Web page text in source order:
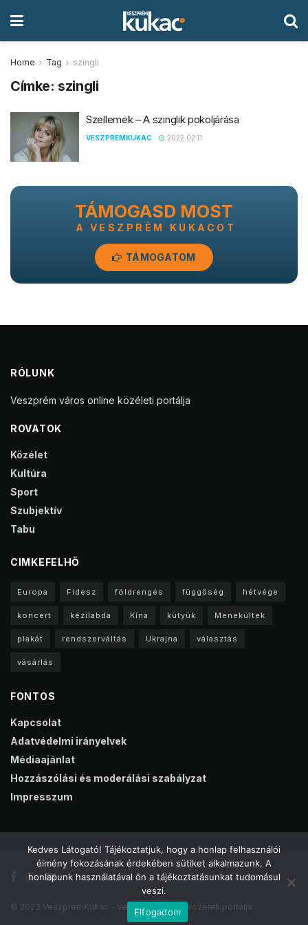
Home Tag szingli
Címke: szingli
Szellemek – A szinglik pokoljárása
VESZPREMKUKAC 2022.02.11.
TÁMOGASD MOST
A VESZPRÉM KUKACOT
TÁMOGATOM
RÓLUNK
Veszprém város online közéleti portálja
ROVATOK
Közélet
Kultúra
Sport
Szubjektív
Tabu
CIMKEFELHŐ
Europa Fidesz földrengés függőség hétvége
koncert kézilabda Kína kütyük Menekültek
plakát rendszerváltás Ukrajna választás
vásárlás
FONTOS
Kapcsolat
Adatvédelmi irányelvek
Médiaajánlat
Hozzászólási és moderálási szabályzat
Impresszum
© 2023 VeszprémKukac - Veszprém online közéleti portálja
Kedves Látogató! Tájékoztatjuk, hogy a honlap felhasználói
élmény fokozásának érdekében sütiket alkalmazunk. A
honlapunk használatával ön a tájékoztatásunkat tudomásul
veszi.
Elfogadom